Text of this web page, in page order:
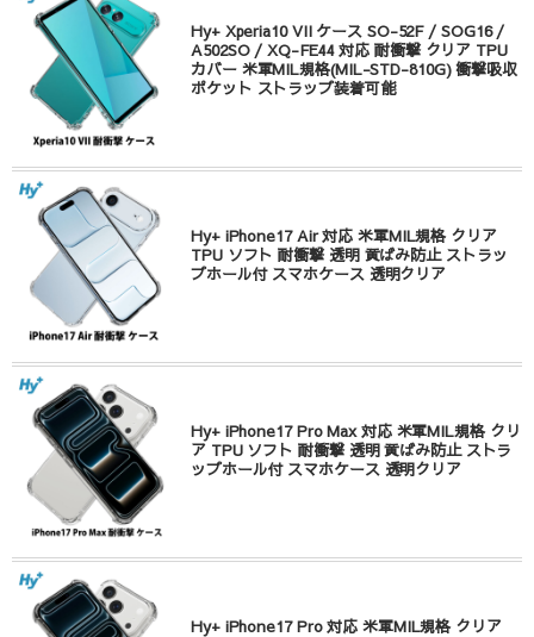
Hy+ Xperia10 VII ケース SO-52F / SOG16 /
A502SO / XQ-FE44 対応 耐衝撃 クリア TPU
カバー 米軍MIL規格(MIL-STD-810G) 衝撃吸収
ポケット ストラップ装着可能
Hy+ iPhone17 Air 対応 米軍MIL規格 クリア
TPU ソフト 耐衝撃 透明 黄ばみ防止 ストラッ
プホール付 スマホケース 透明クリア
Hy+ iPhone17 Pro Max 対応 米軍MIL規格 クリ
ア TPU ソフト 耐衝撃 透明 黄ばみ防止 ストラ
ップホール付 スマホケース 透明クリア
Hy+ iPhone17 Pro 対応 米軍MIL規格 クリア